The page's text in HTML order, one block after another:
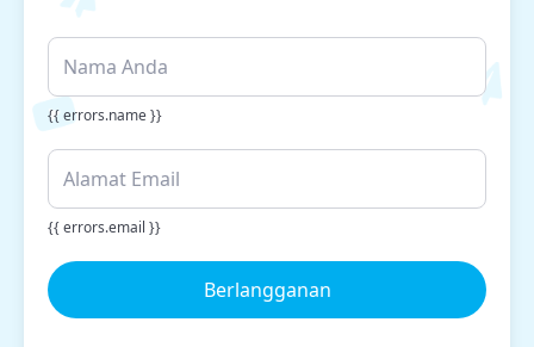
{{ errors.name }}
{{ errors.email }}
Berlangganan